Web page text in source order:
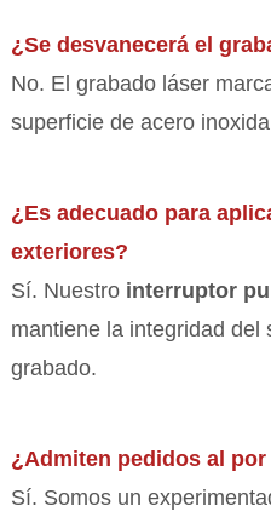
¿Se desvanecerá el
No. El grabado láser
superficie de acero
¿Es adecuado para
exteriores?
Sí. Nuestro interruptor
mantiene la integridad del
grabado.
¿Admiten pedidos al por
Sí. Somos un